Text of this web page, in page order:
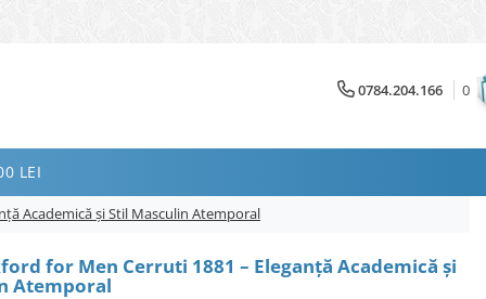
0784.204.166 0
LEI
Academică și Stil Masculin Atemporal
for Men Cerruti 1881 – Eleganță Academică și
Atemporal